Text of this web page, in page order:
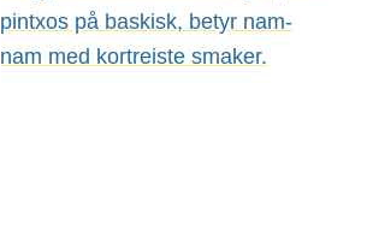
pintxos på baskisk, betyr nam-
nam med kortreiste smaker.